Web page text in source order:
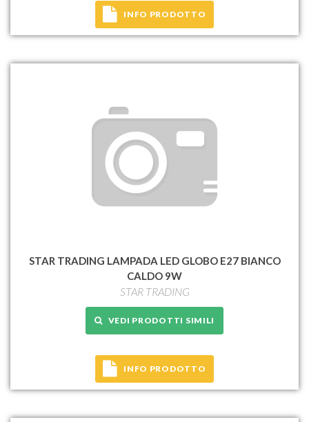
INFO PRODOTTO
STAR TRADING LAMPADA LED GLOBO E27 BIANCO
CALDO 9W
STAR TRADING
VEDI PRODOTTI SIMILI
INFO PRODOTTO